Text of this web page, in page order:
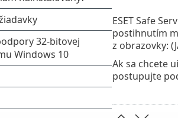
ESET Safe
postihnutím
z obrazovky:
Ak sa chcete
postupujte